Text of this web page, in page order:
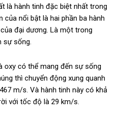
là hành tinh đặc biệt nhất trong
của nổi bật là hai phần ba hành
đại dương. Là một trong
sự sống.
oxy có thể mang đến sự sống
thì chuyển động xung quanh
m/s. Và hành tinh này có khả
với tốc độ là 29 km/s.